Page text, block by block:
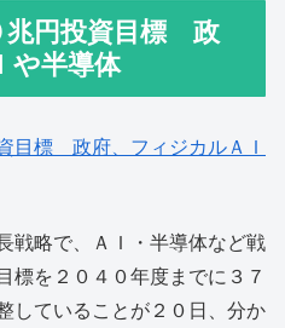
兆円投資目標 政
や半導体
目標 政府、フィジカルＡＩ
戦略で、ＡＩ・半導体など戦
標を２０４０年度までに３７
していることが２０日、分か